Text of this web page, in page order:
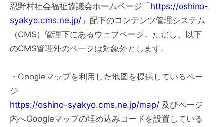
忍野村社会福祉協議会ホームページ「https://oshino-
syakyo.cms.ne.jp/ 」配下のコンテンツ管理システム
（CMS）管理下にあるウェブページ。ただし、以下
のCMS管理外のページは対象外とします。
・Googleマップを利用した地図を提供しているペー
ジ
https://oshino-syakyo.cms.ne.jp/map/ 及びページ
内へGoogleマップの埋め込みコードを設置している